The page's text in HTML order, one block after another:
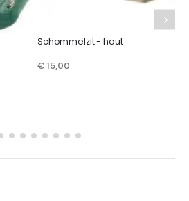
Schommelzit - hout
€ 15,00